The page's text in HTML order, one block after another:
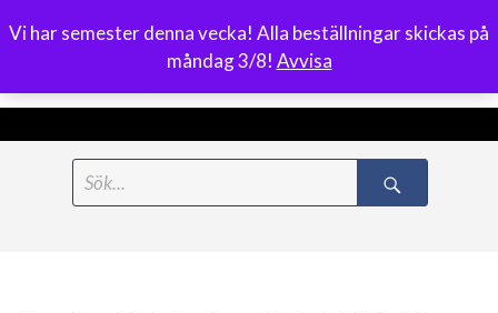
Vi har semester denna vecka! Alla beställningar skickas på
måndag 3/8! Avvisa
0
Meny